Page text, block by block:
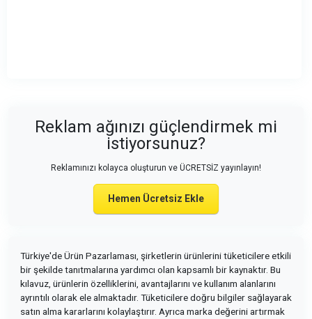
Reklam ağınızı güçlendirmek mi
istiyorsunuz?
Reklamınızı kolayca oluşturun ve ÜCRETSİZ yayınlayın!
Hemen Ücretsiz Ekle
Türkiye'de Ürün Pazarlaması, şirketlerin ürünlerini tüketicilere etkili
bir şekilde tanıtmalarına yardımcı olan kapsamlı bir kaynaktır. Bu
kılavuz, ürünlerin özelliklerini, avantajlarını ve kullanım alanlarını
ayrıntılı olarak ele almaktadır. Tüketicilere doğru bilgiler sağlayarak
satın alma kararlarını kolaylaştırır. Ayrıca marka değerini artırmak